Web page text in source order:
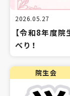
2026.05.27
【令和8年度
べり！
院生会